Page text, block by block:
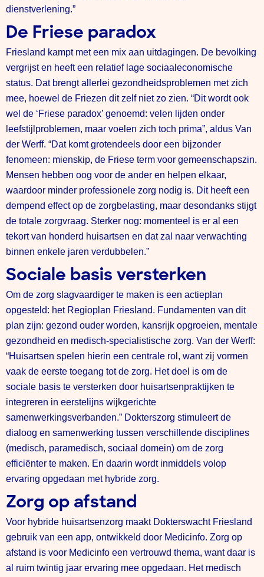
dienstverlening.”
De Friese paradox
Friesland kampt met een mix aan uitdagingen. De bevolking
vergrijst en heeft een relatief lage sociaaleconomische
status. Dat brengt allerlei gezondheidsproblemen met zich
mee, hoewel de Friezen dit zelf niet zo zien. “Dit wordt ook
wel de ‘Friese paradox’ genoemd: velen lijden onder
leefstijlproblemen, maar voelen zich toch prima”, aldus Van
der Werff. “Dat komt grotendeels door een bijzonder
fenomeen: mienskip, de Friese term voor gemeenschapszin.
Mensen hebben oog voor de ander en helpen elkaar,
waardoor minder professionele zorg nodig is. Dit heeft een
dempend effect op de zorgbelasting, maar desondanks stijgt
de totale zorgvraag. Sterker nog: momenteel is er al een
tekort van honderd huisartsen en dat zal naar verwachting
binnen enkele jaren verdubbelen.”
Sociale basis versterken
Om de zorg slagvaardiger te maken is een actieplan
opgesteld: het Regioplan Friesland. Fundamenten van dit
plan zijn: gezond ouder worden, kansrijk opgroeien, mentale
gezondheid en medisch-specialistische zorg. Van der Werff:
“Huisartsen spelen hierin een centrale rol, want zij vormen
vaak de eerste toegang tot de zorg. Het doel is om de
sociale basis te versterken door huisartsenpraktijken te
integreren in eerstelijns wijkgerichte
samenwerkingsverbanden.” Dokterszorg stimuleert de
dialoog en samenwerking tussen verschillende disciplines
(medisch, paramedisch, sociaal domein) om de zorg
efficiënter te maken. En daarin wordt inmiddels volop
ervaring opgedaan met hybride zorg.
Zorg op afstand
Voor hybride huisartsenzorg maakt Dokterswacht Friesland
gebruik van een app, ontwikkeld door Medicinfo. Zorg op
afstand is voor Medicinfo een vertrouwd thema, want daar is
al ruim twintig jaar ervaring mee opgedaan. Het medisch